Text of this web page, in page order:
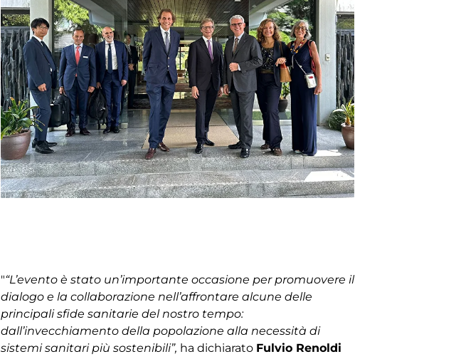
"“L’evento è stato un’importante occasione per promuovere il
dialogo e la collaborazione nell’affrontare alcune delle
principali sfide sanitarie del nostro tempo:
dall’invecchiamento della popolazione alla necessità di
sistemi sanitari più sostenibili”, ha dichiarato Fulvio Renoldi